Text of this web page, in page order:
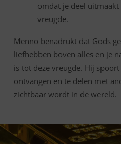
omdat je deel
vreugde.
Menno benadrukt dat Gods
liefhebben boven alles en je
is tot deze vreugde. Hij
ontvangen en te delen met
zichtbaar wordt in de wereld.